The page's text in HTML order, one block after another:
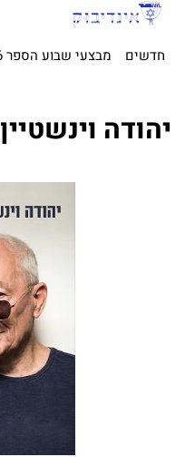
חדשים מבצעי שבוע הספר 2026
יהודה וינשטיין